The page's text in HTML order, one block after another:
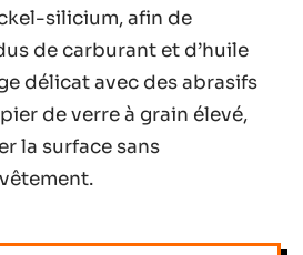
silicium, afin de
de carburant et d’huile
délicat avec des abrasifs
de verre à grain élevé,
la surface sans